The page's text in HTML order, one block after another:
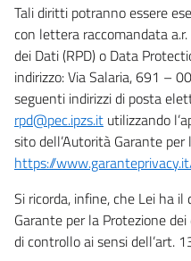
Tali diritti potranno essere
con lettera raccomandata
dei Dati (RPD) o Data
indirizzo: Via Salaria, 691 –
seguenti indirizzi di posta
rpd@pec.ipzs.it utilizzando
sito dell’Autorità Garante
https://
Si ricorda, infine, che Lei ha
Garante per la Protezione
di controllo ai sensi dell’art.